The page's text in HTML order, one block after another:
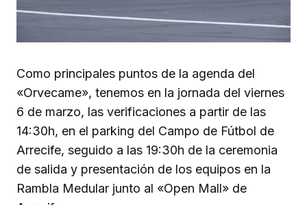
Como principales puntos de la agenda del
«Orvecame», tenemos en la jornada del viernes
6 de marzo, las verificaciones a partir de las
14:30h, en el parking del Campo de Fútbol de
Arrecife, seguido a las 19:30h de la ceremonia
de salida y presentación de los equipos en la
Rambla Medular junto al «Open Mall» de